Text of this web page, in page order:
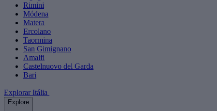
Rimini
Módena
Matera
Ercolano
Taormina
San Gimignano
Amalfi
Castelnuovo del Garda
Bari
Explorar Itália
Explore